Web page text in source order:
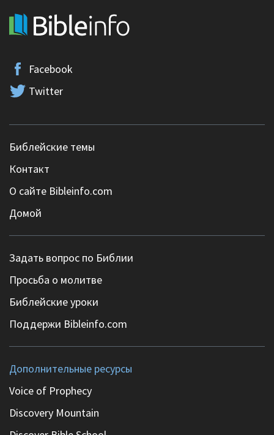
Facebook
Twitter
Библейские темы
Контакт
О сайте Bibleinfo.com
Домой
Задать вопрос по Библии
Просьба о молитве
Библейские уроки
Поддержи Bibleinfo.com
Дополнительные ресурсы
Voice of Prophecy
Discovery Mountain